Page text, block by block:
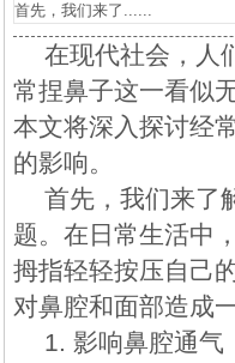
首先，我们来了......
在现代社会，人
常捏鼻子这一看似
本文将深入探讨经
的影响。
首先，我们来了
题。在日常生活中
拇指轻轻按压自己
对鼻腔和面部造成
1. 影响鼻腔通气